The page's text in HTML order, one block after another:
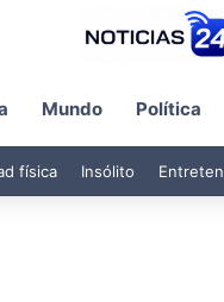
Mundo Política
física Insólito